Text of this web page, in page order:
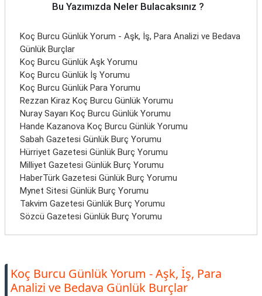
Bu Yazımızda Neler Bulacaksınız ?
Koç Burcu Günlük Yorum - Aşk, İş, Para Analizi ve Bedava
Günlük Burçlar
Koç Burcu Günlük Aşk Yorumu
Koç Burcu Günlük İş Yorumu
Koç Burcu Günlük Para Yorumu
Rezzan Kiraz Koç Burcu Günlük Yorumu
Nuray Sayarı Koç Burcu Günlük Yorumu
Hande Kazanova Koç Burcu Günlük Yorumu
Sabah Gazetesi Günlük Burç Yorumu
Hürriyet Gazetesi Günlük Burç Yorumu
Milliyet Gazetesi Günlük Burç Yorumu
HaberTürk Gazetesi Günlük Burç Yorumu
Mynet Sitesi Günlük Burç Yorumu
Takvim Gazetesi Günlük Burç Yorumu
Sözcü Gazetesi Günlük Burç Yorumu
Koç Burcu Günlük Yorum - Aşk, İş, Para
Analizi ve Bedava Günlük Burçlar